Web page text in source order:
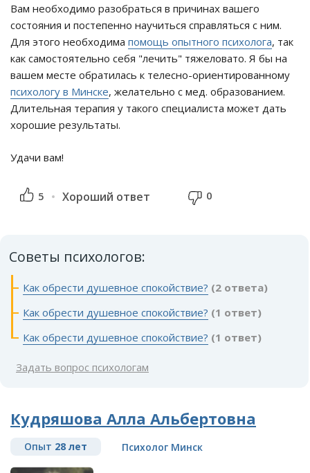
Вам необходимо разобраться в причинах вашего
состояния и постепенно научиться справляться с ним.
Для этого необходима помощь опытного психолога, так
как самостоятельно себя "лечить" тяжеловато. Я бы на
вашем месте обратилась к телесно-ориентированному
психологу в Минске, желательно с мед. образованием.
Длительная терапия у такого специалиста может дать
хорошие результаты.
Удачи вам!
5 Хороший ответ 0
Советы психологов:
Как обрести душевное спокойствие? (2 ответа)
Как обрести душевное спокойствие? (1 ответ)
Как обрести душевное спокойствие? (1 ответ)
Задать вопрос психологам
Кудряшова Алла Альбертовна
Опыт 28 лет Психолог Минск